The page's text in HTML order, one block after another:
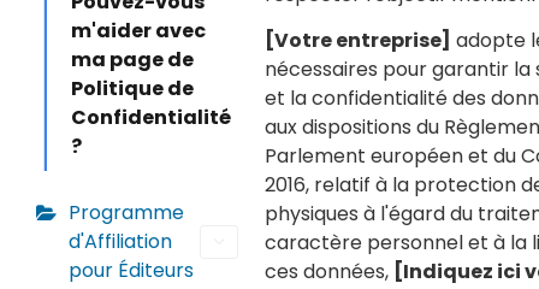
m'aider avec
ma page de
Politique de
Confidentialité
?
Programme
d'Affiliation
pour Éditeurs
[Votre entreprise] adopte
nécessaires pour garantir
et la confidentialité des
aux dispositions du
Parlement européen et du
2016, relatif à la protection
physiques à l'égard du
caractère personnel et à la
ces données, [Indiquez ici